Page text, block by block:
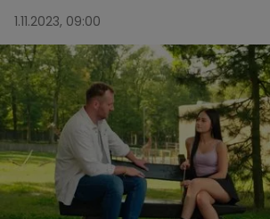
1.11.2023, 09:00